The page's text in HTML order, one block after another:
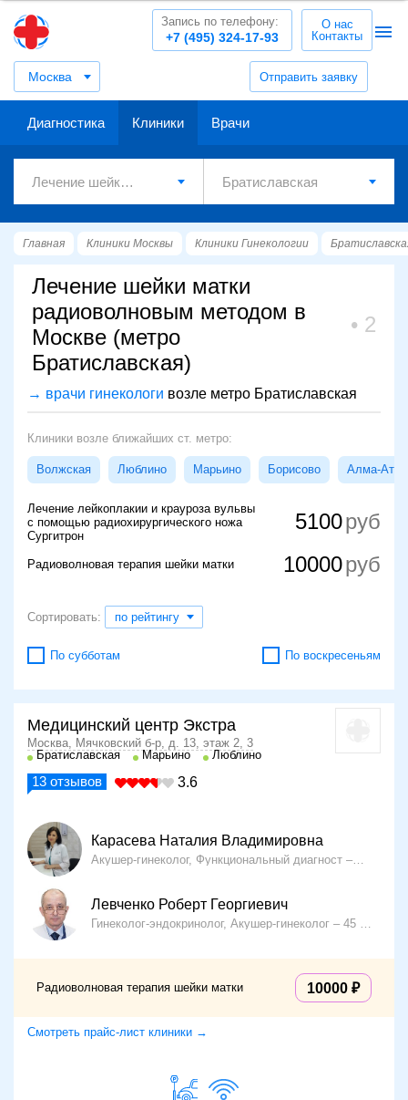
Москва Отправить заявку
+7 (495) 324-17-93
Запись по телефону:
О нас
Контакты
Диагностика Клиники Врачи
Главная Клиники Москвы Клиники Гинекологии
Лечение шейки матки
радиоволновым методом в
Москве (метро
Братиславская)
2
→ врачи гинекологи возле метро Братиславская
Клиники возле ближайших ст. метро:
Волжская Люблино Марьино Борисово Алма-
Лечение лейкоплакии и крауроза вульвы
с помощью радиохирургического ножа
Сургитрон
5100
Радиоволновая терапия шейки матки 10000
Сортировать: по рейтингу
По субботам По воскресеньям
Медицинский центр Экстра
Москва, Мячковский б-р, д. 13, этаж 2, 3
Братиславская
Марьино Люблино
13 отзывов 3.6
Карасева Наталия Владимировна
Акушер-гинеколог, Функциональный диагност 29 лет
Левченко Роберт Георгиевич
Гинеколог-эндокринолог, Акушер-гинеколог 45 лет опыта
Радиоволновая терапия шейки матки 10000
Смотреть прайс-лист клиники →